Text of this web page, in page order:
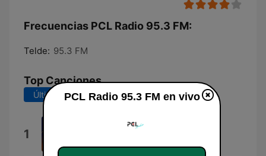
Frecuencias PCL Radio 95.3 FM:
Telde: 95.3 FM
Top Canciones
Últimos 7 días Últimos 30 días
1
PCL Radio 95.3 FM en vivo